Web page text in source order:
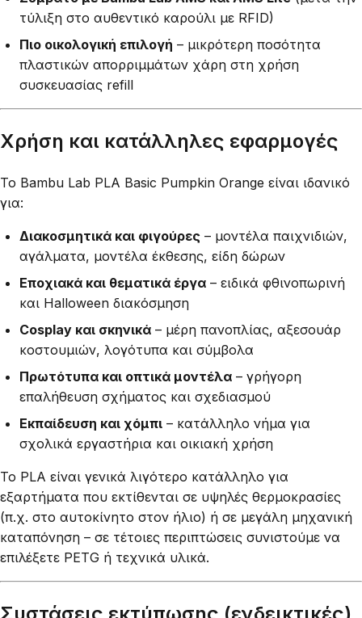
τύλιξη στο αυθεντικό καρούλι με RFID)
Πιο οικολογική επιλογή – μικρότερη ποσότητα
πλαστικών απορριμμάτων χάρη στη χρήση
συσκευασίας refill
Χρήση και κατάλληλες εφαρμογές
Το Bambu Lab PLA Basic Pumpkin Orange είναι ιδανικό
για:
Διακοσμητικά και φιγούρες – μοντέλα παιχνιδιών,
αγάλματα, μοντέλα έκθεσης, είδη δώρων
Εποχιακά και θεματικά έργα – ειδικά φθινοπωρινή
και Halloween διακόσμηση
Cosplay και σκηνικά – μέρη πανοπλίας, αξεσουάρ
κοστουμιών, λογότυπα και σύμβολα
Πρωτότυπα και οπτικά μοντέλα – γρήγορη
επαλήθευση σχήματος και σχεδιασμού
Εκπαίδευση και χόμπι – κατάλληλο νήμα για
σχολικά εργαστήρια και οικιακή χρήση
Το PLA είναι γενικά λιγότερο κατάλληλο για
εξαρτήματα που εκτίθενται σε υψηλές θερμοκρασίες
(π.χ. στο αυτοκίνητο στον ήλιο) ή σε μεγάλη μηχανική
καταπόνηση – σε τέτοιες περιπτώσεις συνιστούμε να
επιλέξετε PETG ή τεχνικά υλικά.
Συστάσεις εκτύπωσης (ενδεικτικές)